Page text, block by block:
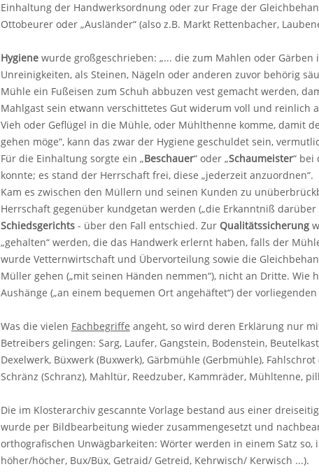
Einhaltung der Handwerksordnung oder zur Frage der
Ottobeurer oder „Ausländer“ (also z.B. Markt Rettenbacher,
Hygienewurde großgeschrieben: „... die zum Mahlen oder
Unreinigkeiten, als Steinen, Nägeln oder anderen zuvor behörig
Mühle ein Fußeisen zum Schuh abbuzen vest gemacht werden,
Mahlgast sein etwann verschittetes Gut widerum voll und reinlich
Vieh oder Geflügel in die Mühle, oder Mühlthenne komme, damit
gehen möge“, kann das zwar der Hygiene geschuldet sein,
Für die Einhaltung sorgte ein „Beschauer“ oder „Schaumeister“ bei
konnte; es stand der Herrschaft frei, diese „jederzeit anzuordnen“.
Kam es zwischen den Müllern und seinen Kunden zu
Herrschaft gegenüber kundgetan werden („die Erkanntniß
Schiedsgerichts- über den Fall entschied. Zur Qualitätssicherung
„gehalten“ werden, die das Handwerk erlernt haben, falls der
wurde Vetternwirtschaft und Übervorteilung sowie die
Müller gehen („mit seinen Händen nemmen“), nicht an Dritte. Wie
Aushänge („an einem bequemen Ort angehäftet“) der
Was die vielen Fachbegriffe angeht, so wird deren Erklärung nur
Betreibers gelingen: Sarg, Laufer, Gangstein, Bodenstein,
Dexelwerk, Büxwerk (Buxwerk), Gärbmühle (Gerbmühle),
Schränz (Schranz), Mahltür, Reedzuber, Kammräder, Mühltenne,
Die im Klosterarchiv gescannte Vorlage bestand aus einer
wurde per Bildbearbeitung wieder zusammengesetzt und
orthografischen Unwägbarkeiten: Wörter werden in einem Satz
höher/höcher, Bux/Büx, Getraid/ Getreid, Kehrwisch/ Kerwisch ...).